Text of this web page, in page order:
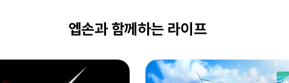
엡손과 함께하는 라이프